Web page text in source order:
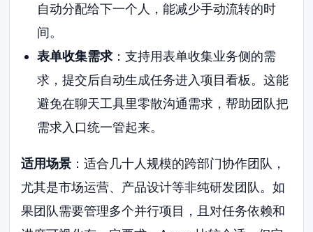
自动分配给下一个人，能减少手动流转的时
间。
表单收集需求：支持用表单收集业务侧的需
求，提交后自动生成任务进入项目看板。这能
避免在聊天工具里零散沟通需求，帮助团队把
需求入口统一管起来。
适用场景 ：适合几十人规模的跨部门协作团队，
尤其是市场运营、产品设计等非纯研发团队。如
果团队需要管理多个并行项目，且对任务依赖和